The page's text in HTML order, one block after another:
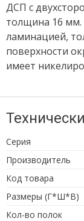
ДСП с
толщина 16 мм.
ламинацией,
поверхности
имеет
Серия
Производитель
Код товара
Размеры (Г*Ш*В)
Кол-во полок